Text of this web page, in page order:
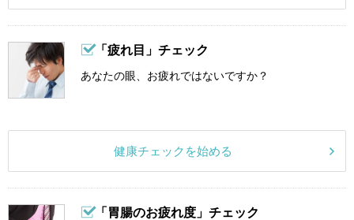
「疲れ目」チェック
あなたの眼、お疲れではないですか？
健康チェックを始める
「胃腸のお疲れ度」チェック